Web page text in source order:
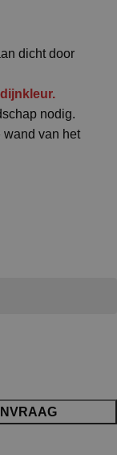
dicht door
nodig.
wand van het